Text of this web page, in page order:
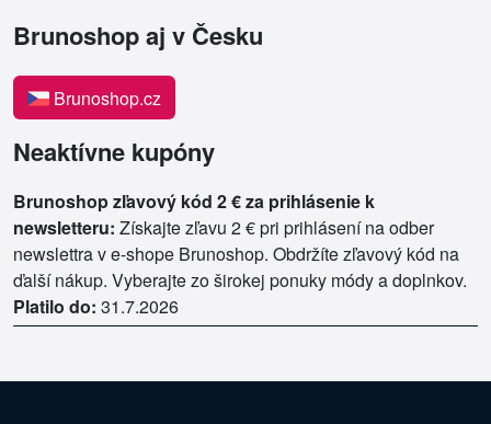
Brunoshop aj v Česku
Brunoshop.cz
Neaktívne kupóny
Brunoshop zľavový kód 2 € za prihlásenie k
newsletteru: Získajte zľavu 2 € pri prihlásení na odber
newslettra v e-shope Brunoshop. Obdržíte zľavový kód na
ďalší nákup. Vyberajte zo širokej ponuky módy a doplnkov.
Platilo do: 31.7.2026